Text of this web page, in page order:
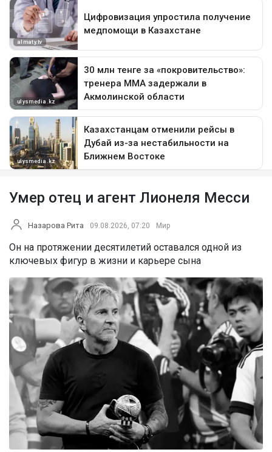
Умер отец и агент Лионеля Месси
Назарова Рита 09.08.2026, 07:20 Мир
Он на протяжении десятилетий оставался одной из
ключевых фигур в жизни и карьере сына